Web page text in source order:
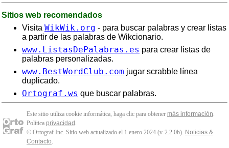
Sitios web recomendados
Visita WikWik.org - para buscar palabras y crear listas
a partir de las palabras de Wikcionario.
www.ListasDePalabras.es para crear listas de
palabras personalizadas.
www.BestWordClub.com jugar scrabble línea
duplicado.
Ortograf.ws que buscar palabras.
Este sitio utiliza cookie informática, haga clic para obtener más información.
Política privacidad .
© Ortograf Inc. Sitio web actualizado el 1 enero 2024 (v-2.2.0b). Noticias &
Contacto.